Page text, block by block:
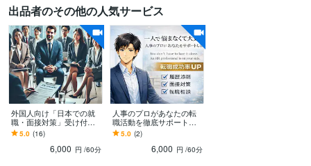
得意分野
学習指導・資格・キャリア相談 転職相談
学歴
青山学院大学 2009年3月 ~ 2013年2月
語学力
英語 ビジネスレベル
出品者のその他の人気サービス
外国人向け「日本での就
職・面接対策」受け付け
ます 日本の就職・面接を
成功させるサポート!
5.0 (16)
6,000 円 /60分
人事のプロがあなたの転
職活動を徹底サポートし
ます あなたに寄り添った
提案をして、ともにゴー
ルへ向かいます
5.0 (2)
6,000 円 /60分